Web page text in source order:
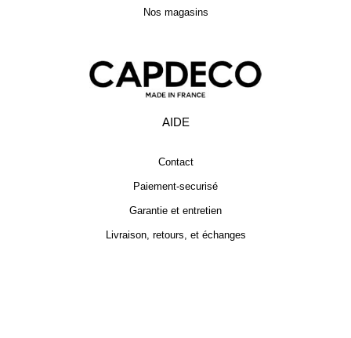
Nos magasins
AIDE
Contact
Paiement-securisé
Garantie et entretien
Livraison, retours, et échanges